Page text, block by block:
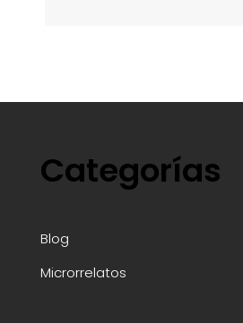
Categorías
Blog
Microrrelatos